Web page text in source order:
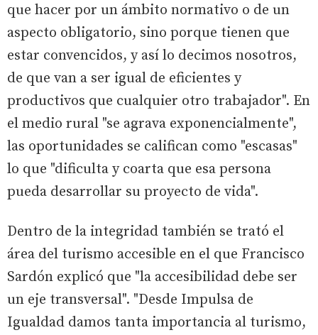
que hacer por un ámbito normativo o de un
aspecto obligatorio, sino porque tienen que
estar convencidos, y así lo decimos nosotros,
de que van a ser igual de eficientes y
productivos que cualquier otro trabajador". En
el medio rural "se agrava exponencialmente",
las oportunidades se califican como "escasas"
lo que "dificulta y coarta que esa persona
pueda desarrollar su proyecto de vida".
Dentro de la integridad también se trató el
área del turismo accesible en el que Francisco
Sardón explicó que "la accesibilidad debe ser
un eje transversal". "Desde Impulsa de
Igualdad damos tanta importancia al turismo,